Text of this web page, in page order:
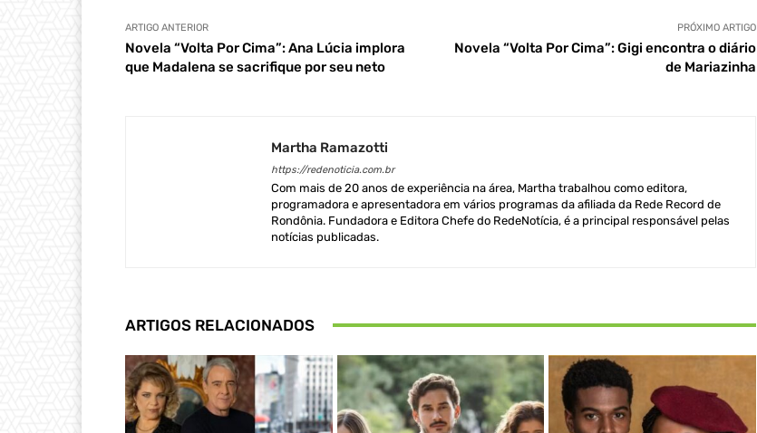
ARTIGO ANTERIOR
Novela “Volta Por Cima”: Ana Lúcia implora
que Madalena se sacrifique por seu neto
PRÓXIMO ARTIGO
Novela “Volta Por Cima”: Gigi encontra o diário
de Mariazinha
Martha Ramazotti
https://redenoticia.com.br
Com mais de 20 anos de experiência na área, Martha trabalhou como editora,
programadora e apresentadora em vários programas da afiliada da Rede Record de
Rondônia. Fundadora e Editora Chefe do RedeNotícia, é a principal responsável pelas
notícias publicadas.
ARTIGOS RELACIONADOS